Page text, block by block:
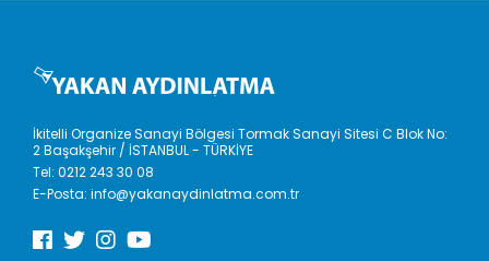
İkitelli Organize Sanayi Bölgesi Tormak Sanayi Sitesi C Blok No:
2 Başakşehir / İSTANBUL - TÜRKİYE
Tel:0212 243 30 08
E-Posta:info@yakanaydinlatma.com.tr